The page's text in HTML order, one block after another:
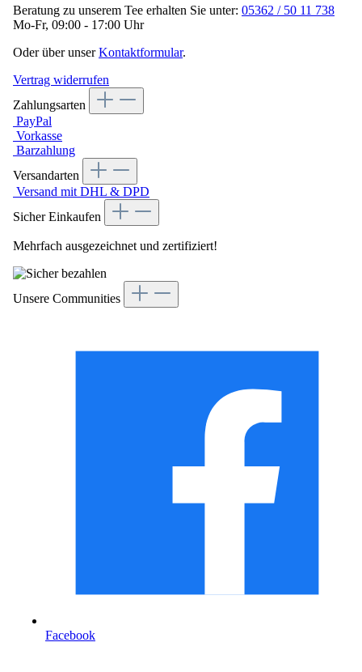
Beratung zu unserem Tee erhalten Sie unter: 05362 / 50 11 738
Mo-Fr, 09:00 - 17:00 Uhr
Oder über unserKontaktformular.
Vertrag widerrufen
Zahlungsarten
PayPal
Vorkasse
Barzahlung
Versandarten
Versand mit DHL & DPD
Sicher Einkaufen
Mehrfach ausgezeichnet und zertifiziert!
Unsere Communities
Facebook